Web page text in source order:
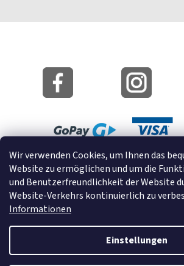
Wir verwenden Cookies, um Ihnen das
Website zu ermöglichen und um die
und Benutzerfreundlichkeit der Website
Website-Verkehrs kontinuierlich zu
Informationen
Einstellungen
Lageplan
Cookies